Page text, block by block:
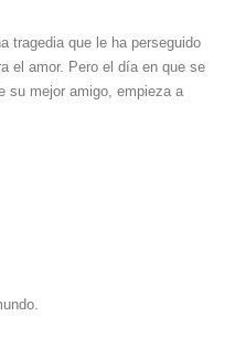
tragedia que le ha perseguido
el amor. Pero el día en que se
su mejor amigo, empieza a